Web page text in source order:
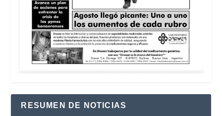
RESUMEN DE NOTICIAS